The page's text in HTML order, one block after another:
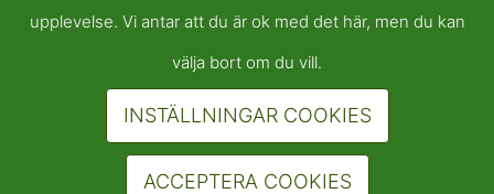
upplevelse. Vi antar att du är ok med det här, men du kan
välja bort om du vill.
INSTÄLLNINGAR COOKIES
ACCEPTERA COOKIES